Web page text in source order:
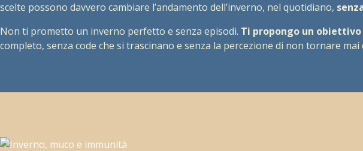
scelte possono davvero cambiare l’andamento dell’inverno, nel quotidiano,
Non ti prometto un inverno perfetto e senza episodi. Ti propongo un
completo, senza code che si trascinano e senza la percezione di non tornare mai